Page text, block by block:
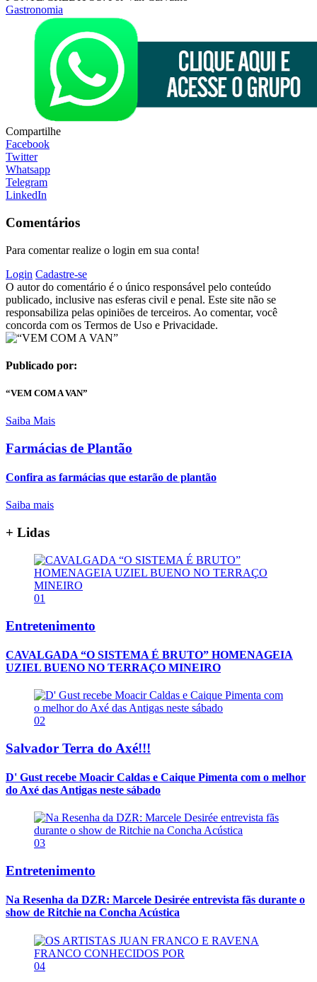
Gastronomia
Compartilhe
Facebook
Twitter
Whatsapp
Telegram
LinkedIn
Comentários
Para comentar realize o login em sua conta!
Login Cadastre-se
O autor do comentário é o único responsável pelo conteúdo
publicado, inclusive nas esferas civil e penal. Este site não se
responsabiliza pelas opiniões de terceiros. Ao comentar, você
concorda com os Termos de Uso e Privacidade.
Publicado por:
“VEM COM A VAN”
Saiba Mais
Farmácias de Plantão
Confira as farmácias que estarão de plantão
Saiba mais
+ Lidas
01
Entretenimento
CAVALGADA “O SISTEMA É BRUTO” HOMENAGEIA
UZIEL BUENO NO TERRAÇO MINEIRO
02
Salvador Terra do Axé!!!
D' Gust recebe Moacir Caldas e Caique Pimenta com o melhor
do Axé das Antigas neste sábado
03
Entretenimento
Na Resenha da DZR: Marcele Desirée entrevista fãs durante o
show de Ritchie na Concha Acústica
04